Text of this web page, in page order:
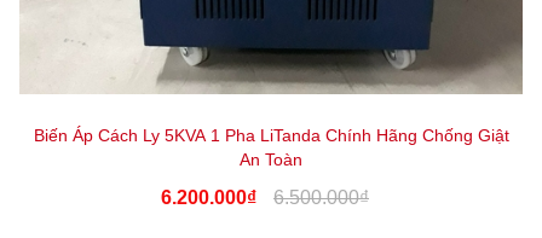
Biến Áp Cách Ly 5KVA 1 Pha LiTanda Chính Hãng Chống Giật
An Toàn
6.200.000₫ 6.500.000₫